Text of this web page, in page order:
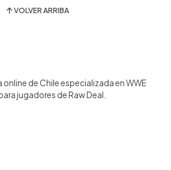
VOLVER ARRIBA
de Chile especializada en WWE
jugadores de Raw Deal.